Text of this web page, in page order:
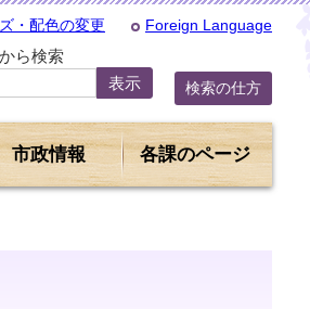
・配色の変更 Foreign Language
ら検索
検索の仕方
市政情報 各課のページ